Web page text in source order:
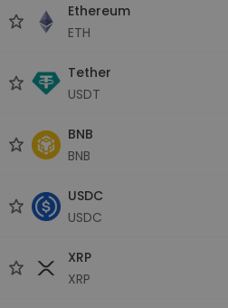
Ethereum
ETH
Tether
USDT
BNB
BNB
USDC
USDC
XRP
XRP